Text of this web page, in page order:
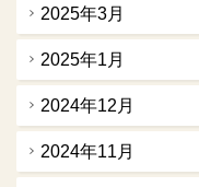
2025年3月
2025年1月
2024年12月
2024年11月